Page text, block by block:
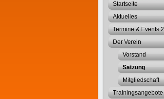
Startseite
Aktuelles
Termine & Events
Der Verein
Vorstand
Satzung
Mitgliedschaft
Trainingsangebote